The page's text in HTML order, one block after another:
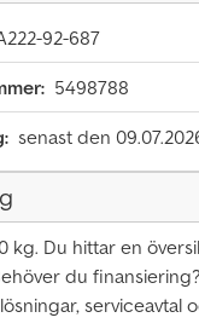
92-687
5498788
senast den
kg. Du hittar en
du
serviceavtal